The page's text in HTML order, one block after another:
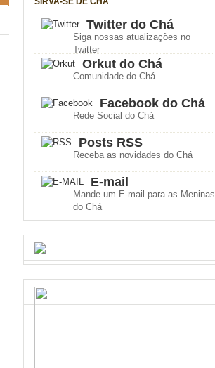
Twitter do Chá
Siga nossas atualizações no
Twitter
Orkut do Chá
Comunidade do Chá
Facebook do Chá
Rede Social do Chá
Posts RSS
Receba as novidades do Chá
E-mail
Mande um E-mail para as Meninas
do Chá